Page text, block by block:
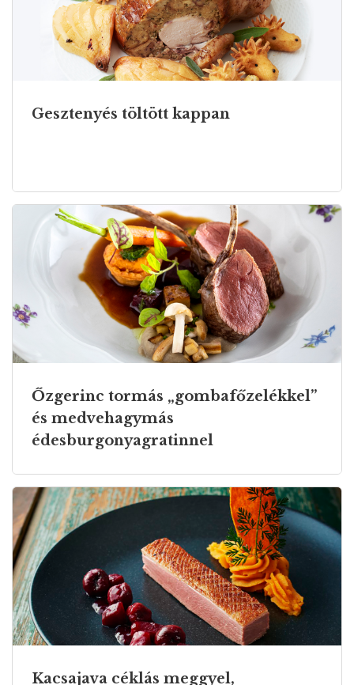
Gesztenyés töltött kappan
Őzgerinc tormás „gombafőzelékkel”
és medvehagymás
édesburgonyagratinnel
Kacsajava céklás meggyel,